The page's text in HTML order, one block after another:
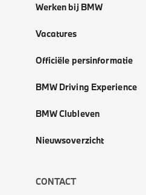
Werken bij BMW
Vacatures
Officiële persinformatie
BMW Driving Experience
BMW Clubleven
Nieuwsoverzicht
CONTACT